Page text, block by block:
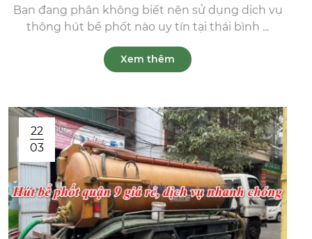
Bạn đang phân không biết nên sử dụng dịch vụ
thông hút bể phốt nào uy tín tại thái bình ...
Xem thêm
22
03